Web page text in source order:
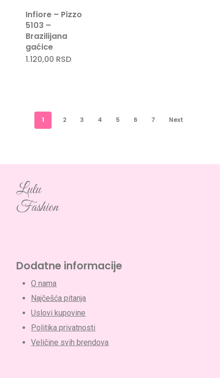
Infiore – Pizzo
5103 –
Brazilijana
gaćice
1.120,00 RSD
1 2 3 4 5 6 7 Next
Lulu
Fashion
Dodatne informacije
O nama
Najčešća pitanja
Uslovi kupovine
Politika privatnosti
Veličine svih brendova